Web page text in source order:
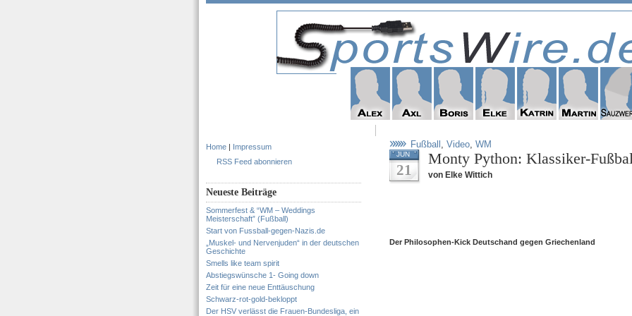
Home | Impressum
RSS Feed abonnieren
Neueste Beiträge
Sommerfest & “WM – Weddings
Meisterschaft” (Fußball)
Start von Fussball-gegen-Nazis.de
„Muskel- und Nervenjuden“ in der deutschen
Geschichte
Smells like team spirit
Abstiegswünsche 1- Going down
Zeit für eine neue Enttäuschung
Schwarz-rot-gold-bekloppt
Der HSV verlässt die Frauen-Bundesliga, ein
Fußball , Video, WM
JUN
21
Monty Python: Klassiker-
von Elke Wittich
Der Philosophen-Kick Deutschand gegen Griechenland